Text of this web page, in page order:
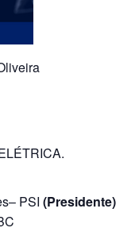
PSI (Presidente)